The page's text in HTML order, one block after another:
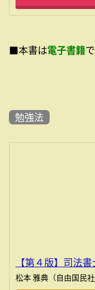
■本書は電子書籍
勉強法
【第４版】司法
松本 雅典（自由国民